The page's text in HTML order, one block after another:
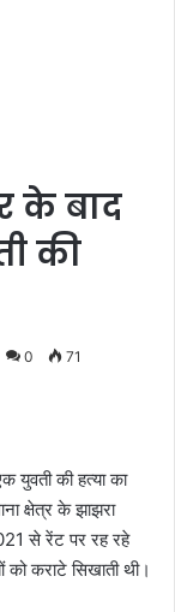
के बाद
की
0 71
युवती की हत्या का
क्षेत्र के झाझरा
से रेंट पर रह रहे
कराटे सिखाती थी।